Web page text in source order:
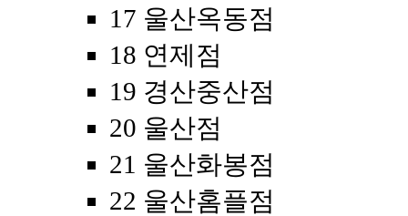
17 울산옥동점
18 연제점
19 경산중산점
20 울산점
21 울산화봉점
22 울산홈플점